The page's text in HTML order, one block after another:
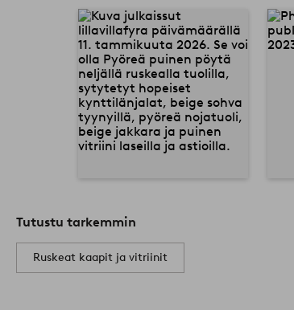
Tutustu tarkemmin
Ruskeat kaapit ja vitriinit